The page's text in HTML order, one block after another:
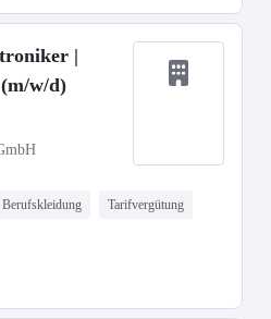
|
w/d)
Berufskleidung Tarifvergütung